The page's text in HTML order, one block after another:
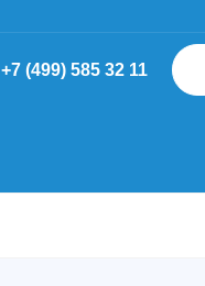
+7 (499) 585 32 11